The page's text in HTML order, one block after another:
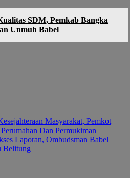
SDM, Pemkab Bangka
Unmuh Babel
Masyarakat, Pemkot
Dan Permukiman
Laporan, Ombudsman Babel
Belitung